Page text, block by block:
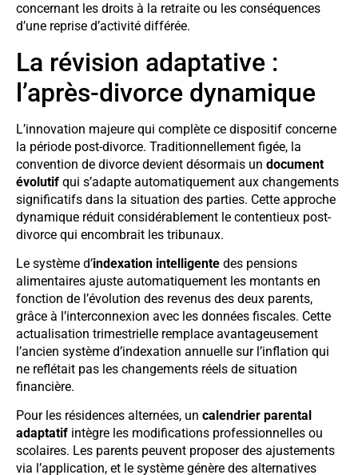
concernant les droits à la retraite ou les conséquences
d’une reprise d’activité différée.
La révision adaptative :
l’après-divorce dynamique
L’innovation majeure qui complète ce dispositif concerne
la période post-divorce. Traditionnellement figée, la
convention de divorce devient désormais un document
évolutif qui s’adapte automatiquement aux changements
significatifs dans la situation des parties. Cette approche
dynamique réduit considérablement le contentieux post-
divorce qui encombrait les tribunaux.
Le système d’indexation intelligente des pensions
alimentaires ajuste automatiquement les montants en
fonction de l’évolution des revenus des deux parents,
grâce à l’interconnexion avec les données fiscales. Cette
actualisation trimestrielle remplace avantageusement
l’ancien système d’indexation annuelle sur l’inflation qui
ne reflétait pas les changements réels de situation
financière.
Pour les résidences alternées, un calendrier parental
adaptatif intègre les modifications professionnelles ou
scolaires. Les parents peuvent proposer des ajustements
via l’application, et le système génère des alternatives